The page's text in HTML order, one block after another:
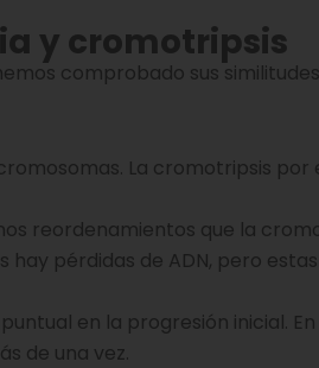
y cromotripsis
comprobado sus
La cromotripsis por
reordenamientos que la
pérdidas de ADN, pero
en la progresión inicial. En
de una vez.